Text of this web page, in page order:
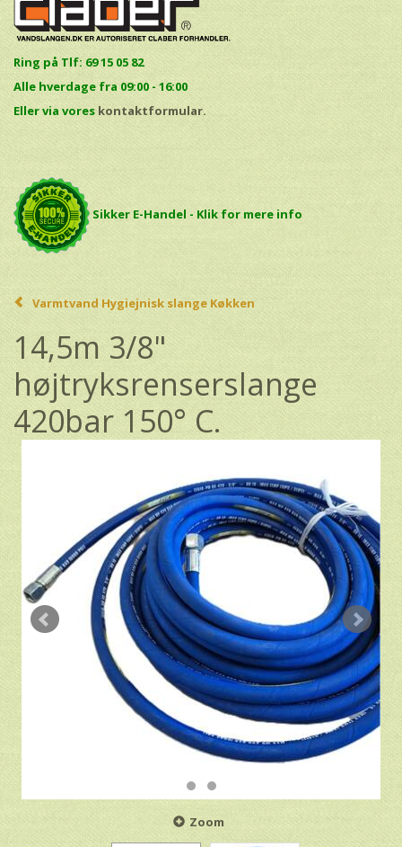
Ring på Tlf: 69 15 05 82
Alle hverdage fra 09:00 - 16:00
Eller via vores kontaktformular.
Sikker E-Handel - Klik for mere info
Varmtvand Hygiejnisk slange Køkken
14,5m 3/8"
højtryksrenserslange
420bar 150° C.
Zoom